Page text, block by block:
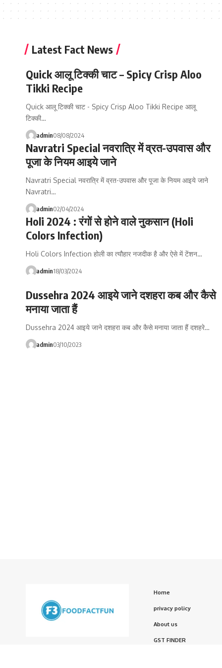
Latest Fact News
Quick आलू टिक्की चाट – Spicy Crisp Aloo
Tikki Recipe
Quick आलू टिक्की चाट - Spicy Crisp Aloo Tikki Recipe आलू
टिक्की…
admin08/08/2024
Navratri Special नवरात्रि में व्रत-उपवास और
पूजा के नियम आइये जाने
Navratri Special नवरात्रि में व्रत-उपवास और पूजा के नियम आइये जाने
Navratri…
admin02/04/2024
Holi 2024 : रंगों से होने वाले नुकसान (Holi
Colors Infection)
Holi Colors Infection होली का त्यौहार नजदीक है और ऐसे में टेंशन…
admin18/03/2024
Dussehra 2024 आइये जाने दशहरा कब और कैसे
मनाया जाता हैं
Dussehra 2024 आइये जाने दशहरा कब और कैसे मनाया जाता हैं दशहरे…
admin03/10/2023
Home
privacy policy
About us
GST FINDER